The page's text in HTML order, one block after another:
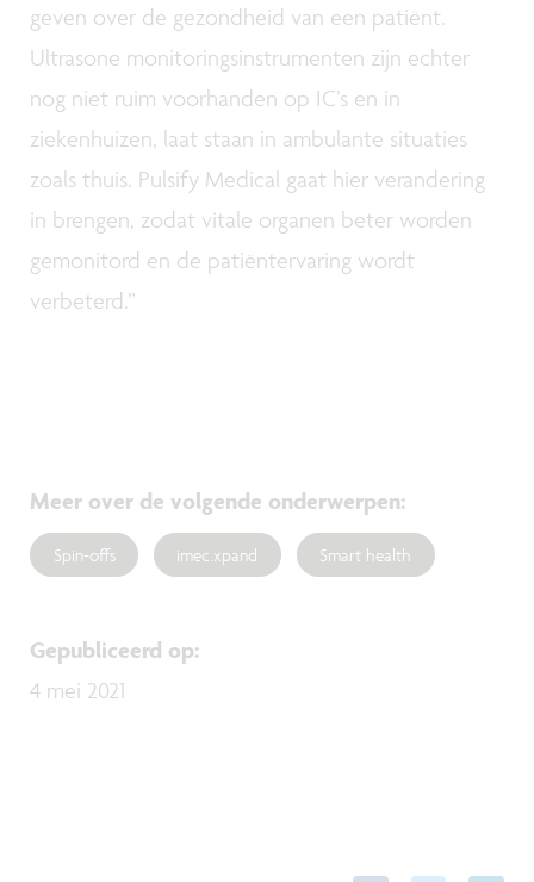
geven over de gezondheid van een patiënt.
Ultrasone monitoringsinstrumenten zijn echter
nog niet ruim voorhanden op IC’s en in
ziekenhuizen, laat staan in ambulante situaties
zoals thuis. Pulsify Medical gaat hier verandering
in brengen, zodat vitale organen beter worden
gemonitord en de patiëntervaring wordt
verbeterd.”
Meer over de volgende onderwerpen:
Spin-offs imec.xpand Smart health
Gepubliceerd op:
4 mei 2021